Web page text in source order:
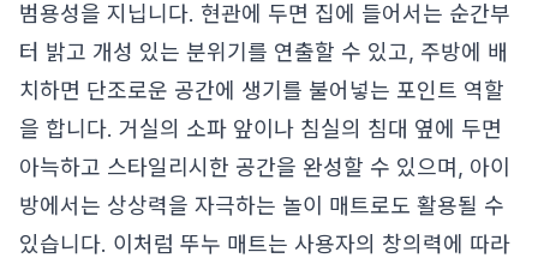
범용성을 지닙니다. 현관에 두면 집에 들어서는 순간부
터 밝고 개성 있는 분위기를 연출할 수 있고, 주방에 배
치하면 단조로운 공간에 생기를 불어넣는 포인트 역할
을 합니다. 거실의 소파 앞이나 침실의 침대 옆에 두면
아늑하고 스타일리시한 공간을 완성할 수 있으며, 아이
방에서는 상상력을 자극하는 놀이 매트로도 활용될 수
있습니다. 이처럼 뚜누 매트는 사용자의 창의력에 따라